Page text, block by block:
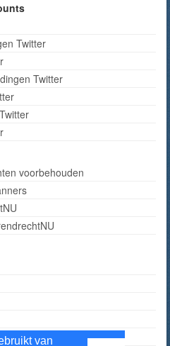
van
Twitter
Twitter
voorbehouden